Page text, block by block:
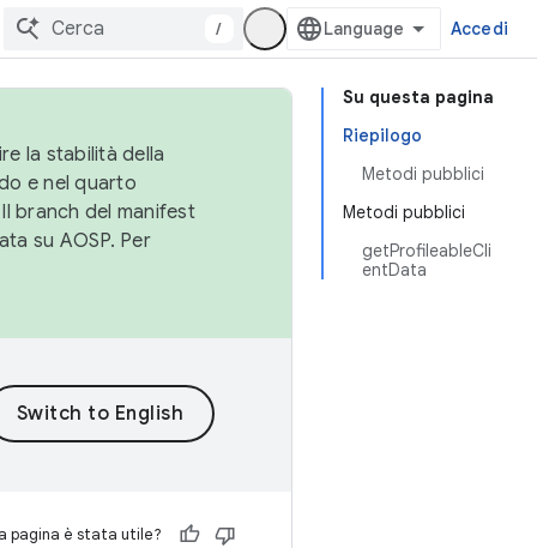
/ Accedi
Su questa pagina
Riepilogo
Metodi pubblici
Metodi pubblici
getProfileableCli
entData
la stabilità della
e nel quarto
branch del manifest
su AOSP. Per
pagina è stata utile?